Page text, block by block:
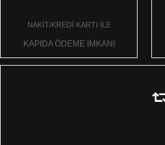
NAKİT/KREDİ KARTI İLE
KAPIDA ÖDEME İMKANI